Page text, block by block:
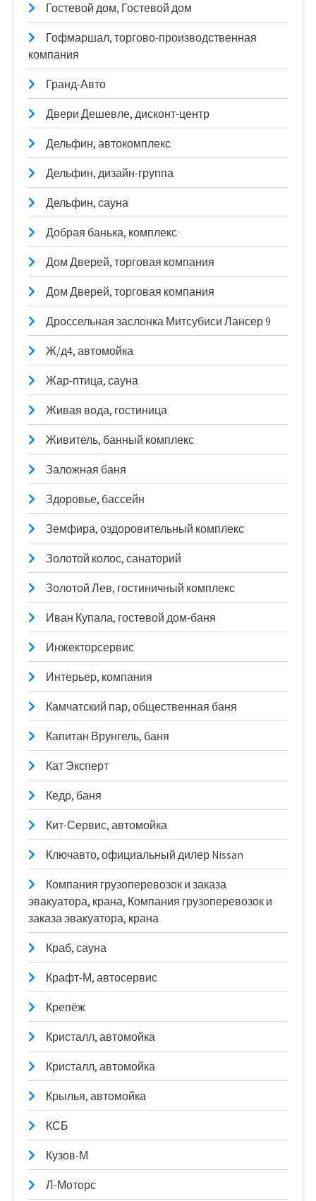
Гостевой дом, Гостевой дом
Гофмаршал, торгово-производственная
компания
Гранд-Авто
Двери Дешевле, дисконт-центр
Дельфин, автокомплекс
Дельфин, дизайн-группа
Дельфин, сауна
Добрая банька, комплекс
Дом Дверей, торговая компания
Дом Дверей, торговая компания
Дроссельная заслонка Митсубиси Лансер 9
Ж/д4, автомойка
Жар-птица, сауна
Живая вода, гостиница
Живитель, банный комплекс
Заложная баня
Здоровье, бассейн
Земфира, оздоровительный комплекс
Золотой колос, санаторий
Золотой Лев, гостиничный комплекс
Иван Купала, гостевой дом-баня
Инжекторсервис
Интерьер, компания
Камчатский пар, общественная баня
Капитан Врунгель, баня
Кат Эксперт
Кедр, баня
Кит-Сервис, автомойка
Ключавто, официальный дилер Nissan
Компания грузоперевозок и заказа
эвакуатора, крана, Компания грузоперевозок и
заказа эвакуатора, крана
Краб, сауна
Крафт-М, автосервис
Крепёж
Кристалл, автомойка
Кристалл, автомойка
Крылья, автомойка
КСБ
Кузов-М
Л-Моторс